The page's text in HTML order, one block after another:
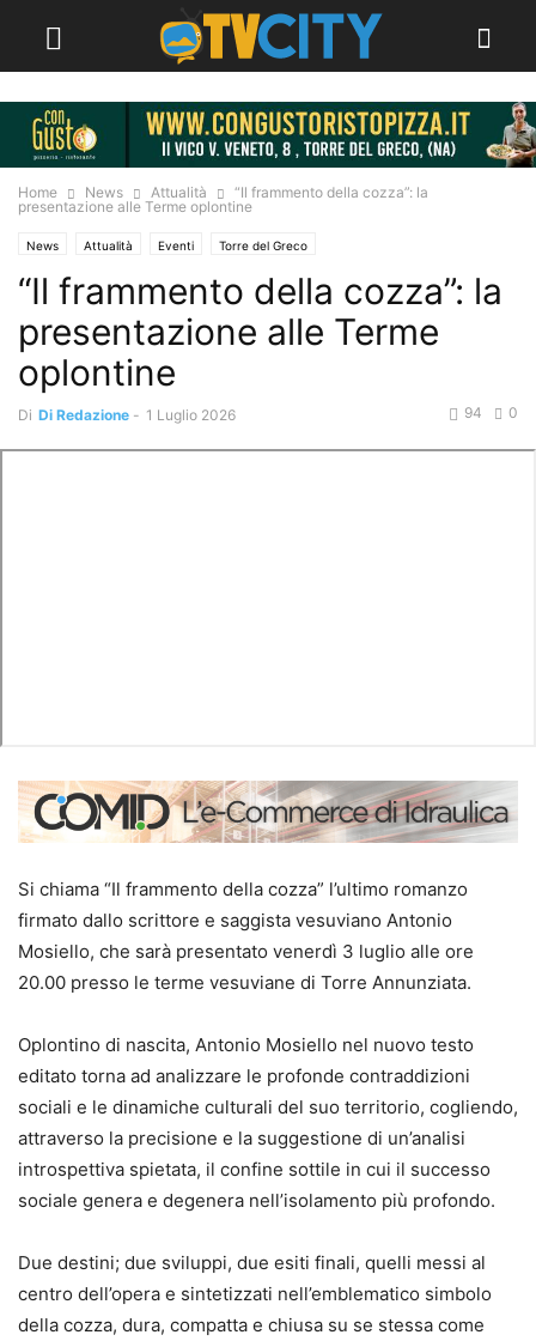
Home News Attualità
“Il frammento della cozza”: la
presentazione alle Terme oplontine
News Attualità Eventi Torre del Greco
“Il frammento della cozza”: la
presentazione alle Terme
oplontine
Di Di Redazione - 1 Luglio 2026 0
94
Si chiama “Il frammento della cozza” l’ultimo romanzo
firmato dallo scrittore e saggista vesuviano Antonio
Mosiello, che sarà presentato venerdì 3 luglio alle ore
20.00 presso le terme vesuviane di Torre Annunziata.
Oplontino di nascita, Antonio Mosiello nel nuovo testo
editato torna ad analizzare le profonde contraddizioni
sociali e le dinamiche culturali del suo territorio, cogliendo,
attraverso la precisione e la suggestione di un’analisi
introspettiva spietata, il confine sottile in cui il successo
sociale genera e degenera nell’isolamento più profondo.
Due destini; due sviluppi, due esiti finali, quelli messi al
centro dell’opera e sintetizzati nell’emblematico simbolo
della cozza, dura, compatta e chiusa su se stessa come